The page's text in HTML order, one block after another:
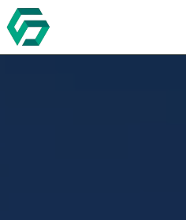
Panneau de gestion des cookies